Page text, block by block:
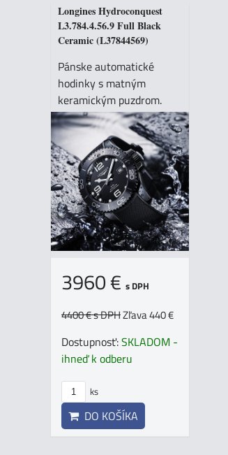
Longines Hydroconquest
L3.784.4.56.9 Full Black
Ceramic (L37844569)
Pánske automatické
hodinky s matným
keramickým puzdrom.
3960 € s DPH
4400 €s DPHZľava 440 €
Dostupnosť:SKLADOM -
ihneď k odberu
ks
DO KOŠÍKA